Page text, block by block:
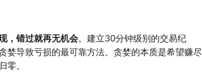
，错过就再无机会。建立30分钟级别的交易纪
婪导致亏损的最可靠方法。贪婪的本质是希望赚尽
零。